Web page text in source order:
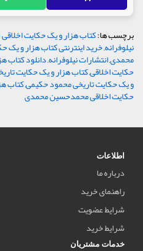
برچسب ها:کتاب هزار و یک حکایت اخلاقی
نیلوفرانه,خرید اینترنتی کتاب هزار و یک
محمدی,انتشارات نیلوفرانه,دانلود کتاب
حکایت اخلاقی,کتاب هزار و یک حکایت
و یک حکایت تاریخی محمود حکیمی,کتاب
حکایت اخلاقی محمدحسین محمدی
اطلاعات
درباره ما
راهنمای خرید
شرایط عضویت
شرایط خرید
خدمات مشتریان